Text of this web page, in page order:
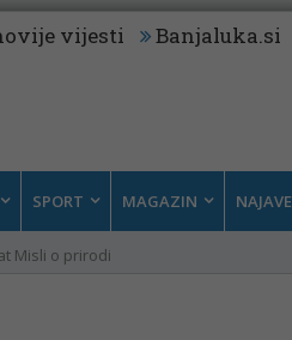
vijesti Banjaluka.si
Misli o prirodi
SPORT MAGAZIN NAJAVE